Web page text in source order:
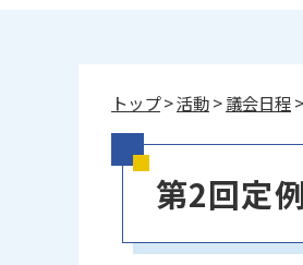
トップ>活動>議会日程>
第2回定